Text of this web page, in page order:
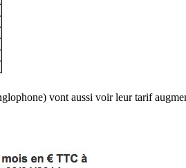
vont aussi voir leur tarif